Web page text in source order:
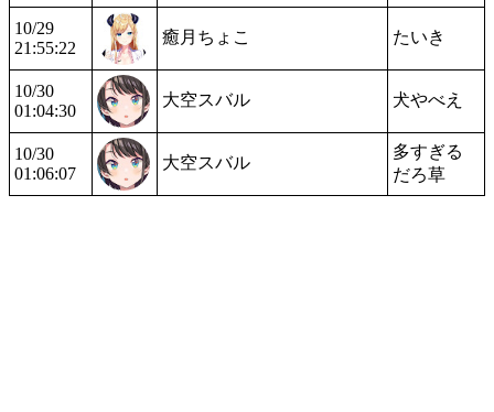
10/29
21:55:22
癒月ちょこ たいき
10/30
01:04:30
大空スバル 犬やべえ
10/30
01:06:07
大空スバル
多すぎる
だろ草